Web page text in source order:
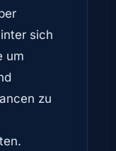
sich
um
zu